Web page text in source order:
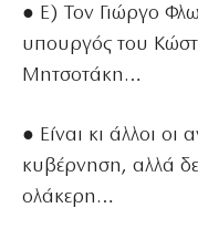
● Ε) Τον Γιώργο
υπουργός του
Μητσοτάκη…
● Είναι κι άλλοι οι
κυβέρνηση, αλλά
ολάκερη…